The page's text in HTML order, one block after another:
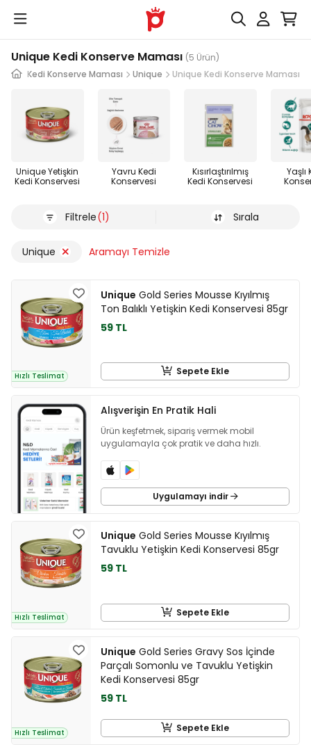
Unique Kedi Konserve Maması (5 Ürün)
Kedi Konserve Maması Unique Unique Kedi Konserve Maması
Unique Yetişkin
Kedi Konservesi
Yavru Kedi
Konservesi
Kısırlaştırılmış
Kedi Konservesi
Yaşlı
Filtrele(1) Sırala
Unique Aramayı Temizle
Hızlı Teslimat
Unique Gold Series Mousse Kıyılmış
Ton Balıklı Yetişkin Kedi Konservesi 85gr
59 TL
Sepete Ekle
Alışverişin En Pratik Hali
Ürün keşfetmek, sipariş vermek mobil
uygulamayla çok pratik ve daha hızlı.
Uygulamayı indir
Hızlı Teslimat
Unique Gold Series Mousse Kıyılmış
Tavuklu Yetişkin Kedi Konservesi 85gr
59 TL
Sepete Ekle
Hızlı Teslimat
Unique Gold Series Gravy Sos İçinde
Parçalı Somonlu ve Tavuklu Yetişkin
Kedi Konservesi 85gr
59 TL
Sepete Ekle